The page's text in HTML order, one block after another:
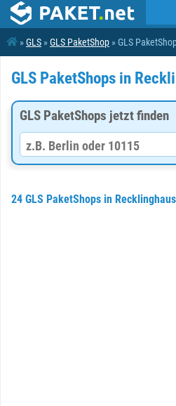
»GLS »GLS PaketShop » GLS
GLS PaketShops in
GLS PaketShops jetzt finden
24 GLS PaketShops in